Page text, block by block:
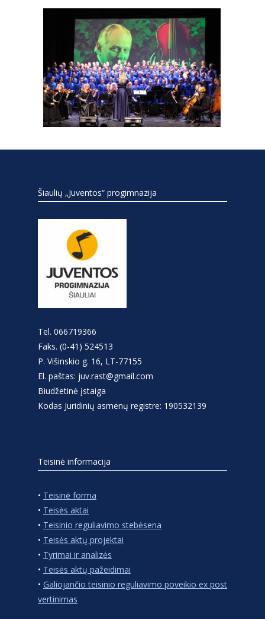
Šiaulių „Juventos“ progimnazija
Tel. 066719366
Faks. (0-41) 524513
P. Višinskio g. 16, LT-77155
El. paštas: juv.rast@gmail.com
Biudžetinė įstaiga
Kodas Juridinių asmenų registre: 190532139
Teisinė informacija
• Teisinė forma
• Teisės aktai
• Teisinio reguliavimo stebėsena
• Teisės aktų projektai
• Tyrimai ir analizės
• Teisės aktų pažeidimai
• Galiojančio teisinio reguliavimo poveikio ex post
vertinimas